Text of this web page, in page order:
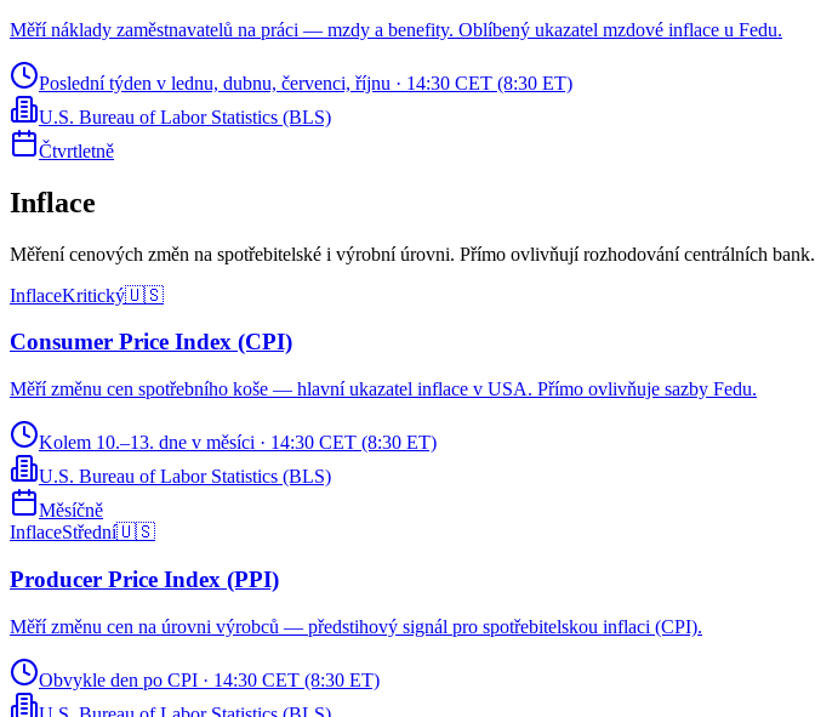
Měří náklady zaměstnavatelů na práci — mzdy a benefity. Oblíbený ukazatel mzdové inflace u Fedu.
Poslední týden v lednu, dubnu, červenci, říjnu · 14:30 CET (8:30 ET)
U.S. Bureau of Labor Statistics (BLS)
Čtvrtletně
Inflace
Měření cenových změn na spotřebitelské i výrobní úrovni. Přímo ovlivňují rozhodování centrálních bank.
InflaceKritický🇺🇸
Consumer Price Index (CPI)
Měří změnu cen spotřebního koše — hlavní ukazatel inflace v USA. Přímo ovlivňuje sazby Fedu.
Kolem 10.–13. dne v měsíci · 14:30 CET (8:30 ET)
U.S. Bureau of Labor Statistics (BLS)
Měsíčně
InflaceStřední🇺🇸
Producer Price Index (PPI)
Měří změnu cen na úrovni výrobců — předstihový signál pro spotřebitelskou inflaci (CPI).
Obvykle den po CPI · 14:30 CET (8:30 ET)